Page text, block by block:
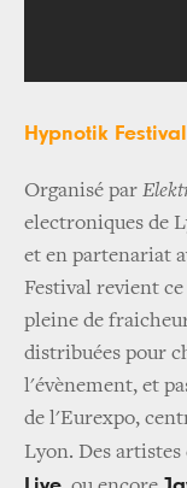
Hypnotik Festival
Organisé par
electroniques de
et en partenariat
Festival revient
pleine de
distribuées pour
l'évènement, et
de l'Eurexpo,
Lyon. Des